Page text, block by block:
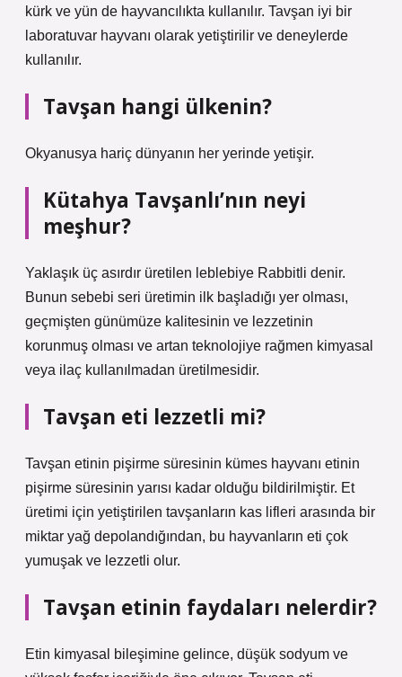
kürk ve yün de hayvancılıkta kullanılır. Tavşan iyi bir
laboratuvar hayvanı olarak yetiştirilir ve deneylerde
kullanılır.
Tavşan hangi ülkenin?
Okyanusya hariç dünyanın her yerinde yetişir.
Kütahya Tavşanlı’nın neyi
meşhur?
Yaklaşık üç asırdır üretilen leblebiye Rabbitli denir.
Bunun sebebi seri üretimin ilk başladığı yer olması,
geçmişten günümüze kalitesinin ve lezzetinin
korunmuş olması ve artan teknolojiye rağmen kimyasal
veya ilaç kullanılmadan üretilmesidir.
Tavşan eti lezzetli mi?
Tavşan etinin pişirme süresinin kümes hayvanı etinin
pişirme süresinin yarısı kadar olduğu bildirilmiştir. Et
üretimi için yetiştirilen tavşanların kas lifleri arasında bir
miktar yağ depolandığından, bu hayvanların eti çok
yumuşak ve lezzetli olur.
Tavşan etinin faydaları nelerdir?
Etin kimyasal bileşimine gelince, düşük sodyum ve